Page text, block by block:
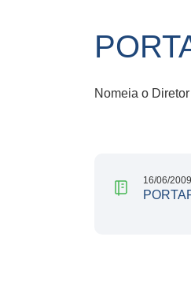
Nomeia o
16/06/2009